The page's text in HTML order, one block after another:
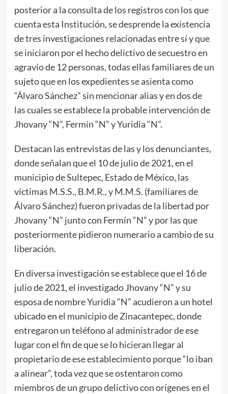
posterior a la consulta de los registros con los que
cuenta esta Institución, se desprende la existencia
de tres investigaciones relacionadas entre sí y que
se iniciaron por el hecho delictivo de secuestro en
agravio de 12 personas, todas ellas familiares de un
sujeto que en los expedientes se asienta como
“Álvaro Sánchez” sin mencionar alias y en dos de
las cuales se establece la probable intervención de
Jhovany “N”, Fermín “N” y Yuridia “N”.
Destacan las entrevistas de las y los denunciantes,
donde señalan que el 10 de julio de 2021, en el
municipio de Sultepec, Estado de México, las
víctimas M.S.S., B.M.R., y M.M.S. (familiares de
Álvaro Sánchez) fueron privadas de la libertad por
Jhovany “N” junto con Fermín “N” y por las que
posteriormente pidieron numerario a cambio de su
liberación.
En diversa investigación se establece que el 16 de
julio de 2021, el investigado Jhovany “N” y su
esposa de nombre Yuridia “N” acudieron a un hotel
ubicado en el municipio de Zinacantepec, donde
entregaron un teléfono al administrador de ese
lugar con el fin de que se lo hicieran llegar al
propietario de ese establecimiento porque “lo iban
a alinear”, toda vez que se ostentaron como
miembros de un grupo delictivo con orígenes en el